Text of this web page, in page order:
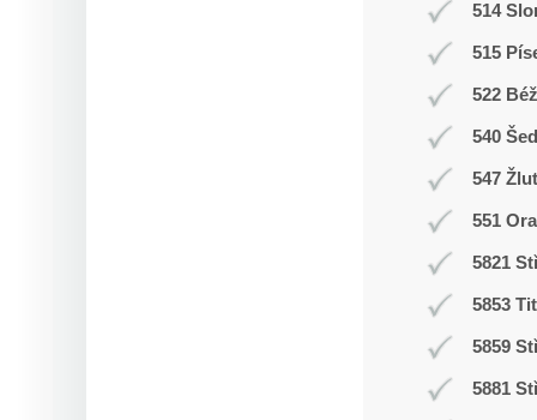
514
515
522
540
547
551
5821
5853
5859
5881